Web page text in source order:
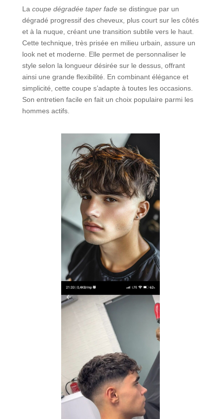
La coupe dégradée taper fadese distingue par un
dégradé progressif des cheveux, plus court sur les côtés
et à la nuque, créant une transition subtile vers le haut.
Cette technique, très prisée en milieu urbain, assure un
look net et moderne. Elle permet de personnaliser le
style selon la longueur désirée sur le dessus, offrant
ainsi une grande flexibilité. En combinant élégance et
simplicité, cette coupe s’adapte à toutes les occasions.
Son entretien facile en fait un choix populaire parmi les
hommes actifs.